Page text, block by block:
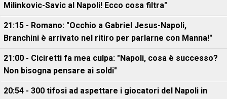
Milinkovic-Savic al Napoli! Ecco cosa filtra"
21:15 - Romano: "Occhio a Gabriel Jesus-Napoli,
Branchini è arrivato nel ritiro per parlarne con Manna!"
21:00 - Ciciretti fa mea culpa: "Napoli, cosa è successo?
Non bisogna pensare ai soldi"
20:54 - 300 tifosi ad aspettare i giocatori del Napoli in